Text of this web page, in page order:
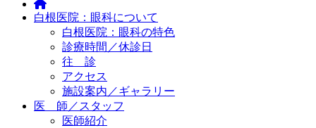
白根医院：眼科について
白根医院：眼科の特色
診療時間／休診日
往 診
アクセス
施設案内／ギャラリー
医 師／スタッフ
医師紹介